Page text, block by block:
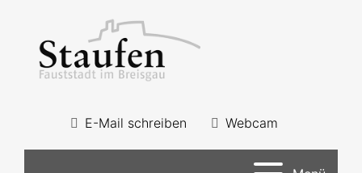
E-Mail schreiben Webcam